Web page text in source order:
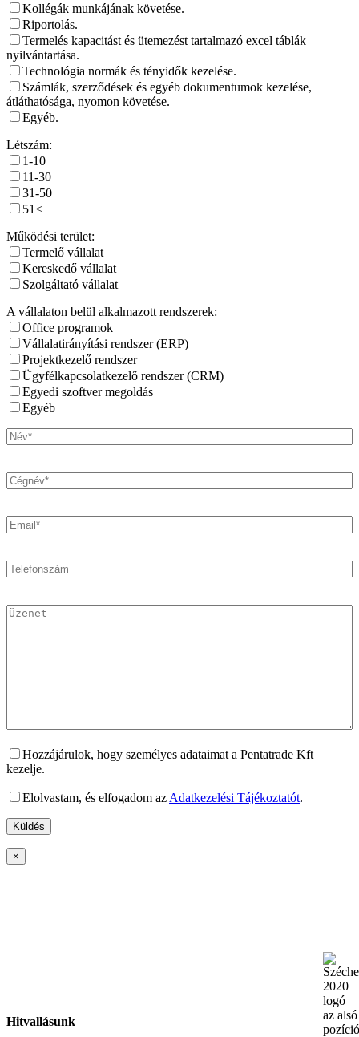
Kollégák munkájának követése.
Riportolás.
Termelés kapacitást és ütemezést tartalmazó excel táblák
nyilvántartása.
Technológia normák és tényidők kezelése.
Számlák, szerződések és egyéb dokumentumok kezelése,
átláthatósága, nyomon követése.
Egyéb.
Létszám:
1-10
11-30
31-50
51<
Működési terület:
Termelő vállalat
Kereskedő vállalat
Szolgáltató vállalat
A vállalaton belül alkalmazott rendszerek:
Office programok
Vállalatirányítási rendszer (ERP)
Projektkezelő rendszer
Ügyfélkapcsolatkezelő rendszer (CRM)
Egyedi szoftver megoldás
Egyéb
Hozzájárulok, hogy személyes adataimat a Pentatrade Kft
kezelje.
Elolvastam, és elfogadom az Adatkezelési Tájékoztatót.
×
Hitvallásunk